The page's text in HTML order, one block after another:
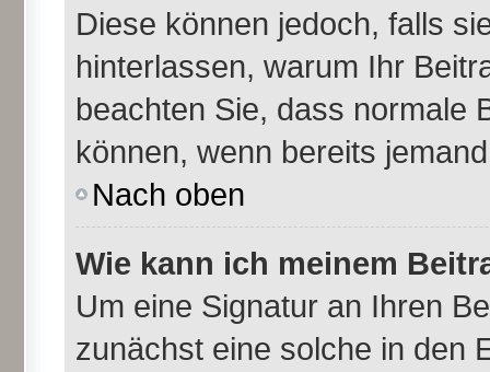
Diese können jedoch, falls
hinterlassen, warum Ihr
beachten Sie, dass normale
können, wenn bereits
Nach oben
Wie kann ich meinem
Um eine Signatur an Ihren
zunächst eine solche in den